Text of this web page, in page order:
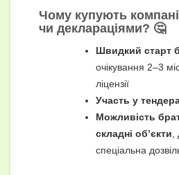
Чому купують
чи деклараціями? 🤔
Швидкий старт
очікування 2–3
ліцензії
Участь у
Можливість
складні об’єкти
спеціальна